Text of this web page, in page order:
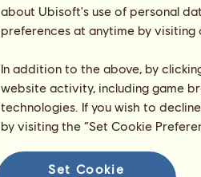
about Ubisoft's use of personal
preferences at anytime by
In addition to the above, by
website activity, including game
technologies. If you wish to
by visiting the “Set Cookie
Set Cookie